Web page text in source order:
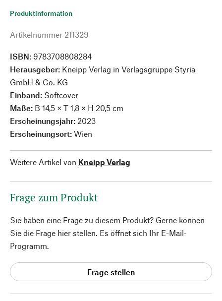
Produktinformation
Artikelnummer 211329
ISBN: 9783708808284
Herausgeber: Kneipp Verlag in Verlagsgruppe Styria
GmbH & Co. KG
Einband: Softcover
Maße: B 14,5 × T 1,8 × H 20,5 cm
Erscheinungsjahr: 2023
Erscheinungsort: Wien
Weitere Artikel von Kneipp Verlag
Frage zum Produkt
Sie haben eine Frage zu diesem Produkt? Gerne können
Sie die Frage hier stellen. Es öffnet sich Ihr E-Mail-
Programm.
Frage stellen